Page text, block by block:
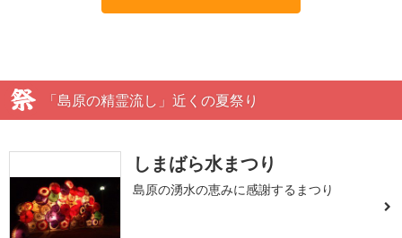
「島原の精霊流し」近くの夏祭り
しまばら水まつり
島原の湧水の恵みに感謝するまつり